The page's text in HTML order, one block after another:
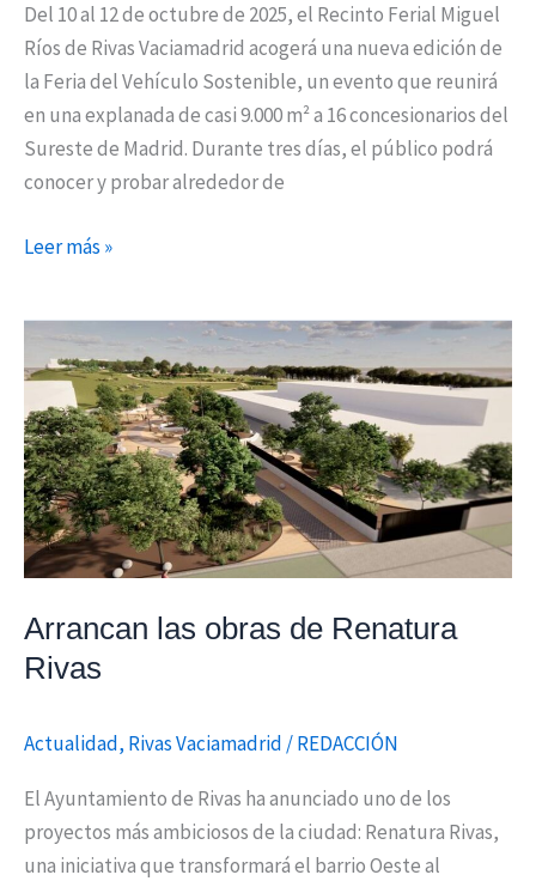
Del 10 al 12 de octubre de 2025, el Recinto Ferial Miguel
Ríos de Rivas Vaciamadrid acogerá una nueva edición de
la Feria del Vehículo Sostenible, un evento que reunirá
en una explanada de casi 9.000 m² a 16 concesionarios del
Sureste de Madrid. Durante tres días, el público podrá
conocer y probar alrededor de
Leer más »
Arrancan las obras de Renatura
Rivas
Actualidad, Rivas Vaciamadrid /REDACCIÓN
El Ayuntamiento de Rivas ha anunciado uno de los
proyectos más ambiciosos de la ciudad: Renatura Rivas,
una iniciativa que transformará el barrio Oeste al
Arrancan
las
obras
de
Renatura
Rivas